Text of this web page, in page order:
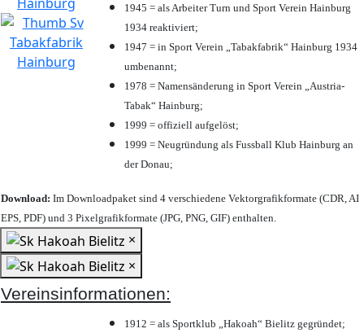
1945 = als Arbeiter Turn und Sport Verein Hainburg
1934 reaktiviert;
1947 = in Sport Verein „Tabakfabrik“ Hainburg 1934
umbenannt;
1978 = Namensänderung in Sport Verein „Austria-
Tabak“ Hainburg;
1999 = offiziell aufgelöst;
1999 = Neugründung als Fussball Klub Hainburg an
der Donau;
Download: Im Downloadpaket sind 4 verschiedene Vektorgrafikformate (CDR, AI
EPS, PDF) und 3 Pixelgrafikformate (JPG, PNG, GIF) enthalten.
×
×
Vereinsinformationen:
1912 = als Sportklub „Hakoah“ Bielitz gegründet;